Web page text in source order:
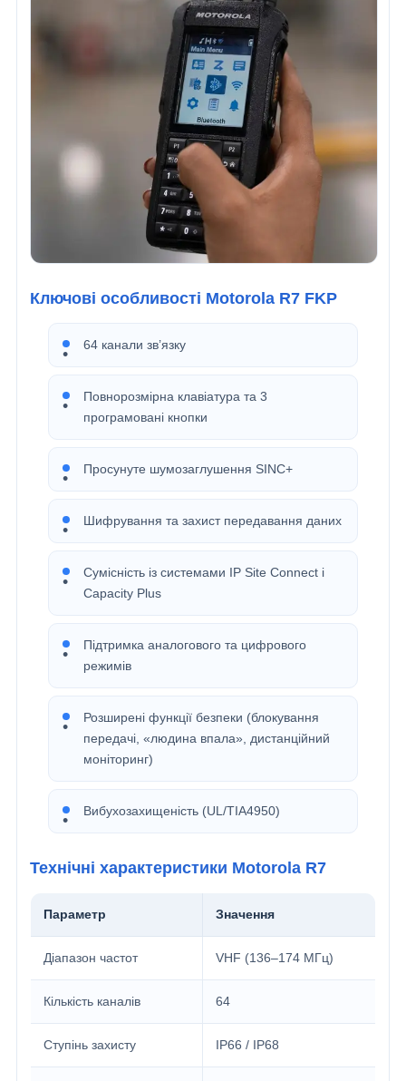
Ключові особливості Motorola R7 FKP
64 канали зв’язку
Повнорозмірна клавіатура та 3
програмовані кнопки
Просунуте шумозаглушення SINC+
Шифрування та захист передавання даних
Сумісність із системами IP Site Connect і
Capacity Plus
Підтримка аналогового та цифрового
режимів
Розширені функції безпеки (блокування
передачі, «людина впала», дистанційний
моніторинг)
Вибухозахищеність (UL/TIA4950)
Технічні характеристики Motorola R7
Параметр Значення
Діапазон частот VHF (136–174 МГц)
Кількість каналів 64
Ступінь захисту IP66 / IP68